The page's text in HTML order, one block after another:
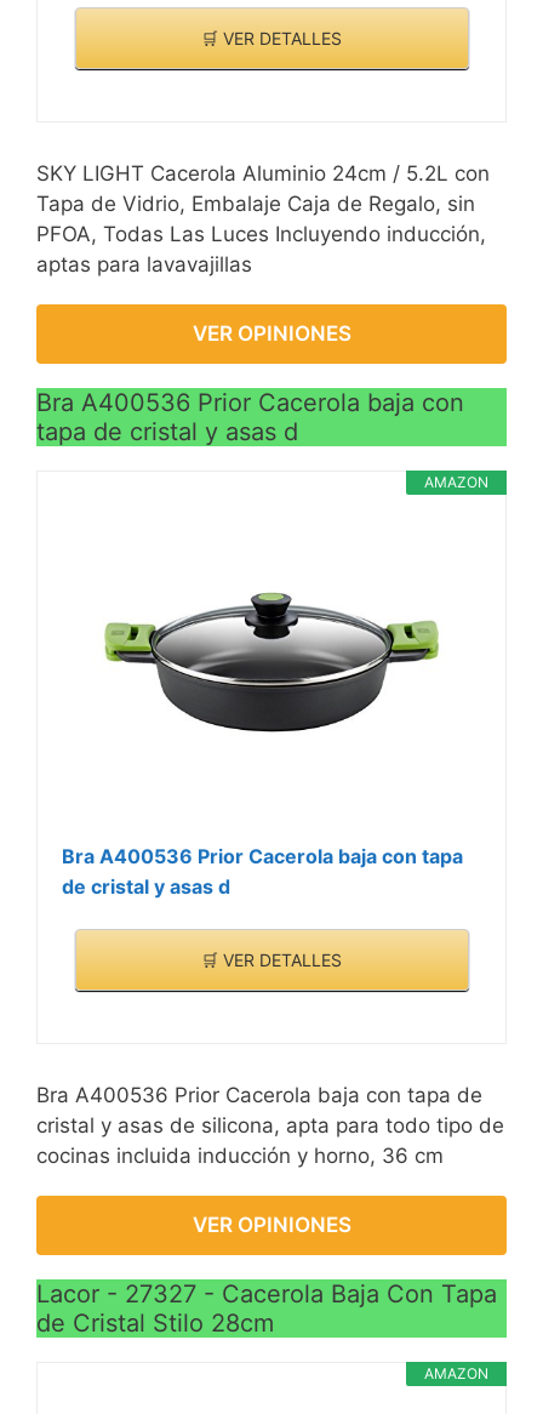
🛒 VER DETALLES
SKY LIGHT Cacerola Aluminio 24cm / 5.2L con
Tapa de Vidrio, Embalaje Caja de Regalo, sin
PFOA, Todas Las Luces Incluyendo inducción,
aptas para lavavajillas
VER OPINIONES
Bra A400536 Prior Cacerola baja con
tapa de cristal y asas d
AMAZON
Bra A400536 Prior Cacerola baja con tapa
de cristal y asas d
🛒 VER DETALLES
Bra A400536 Prior Cacerola baja con tapa de
cristal y asas de silicona, apta para todo tipo de
cocinas incluida inducción y horno, 36 cm
VER OPINIONES
Lacor - 27327 - Cacerola Baja Con Tapa
de Cristal Stilo 28cm
AMAZON